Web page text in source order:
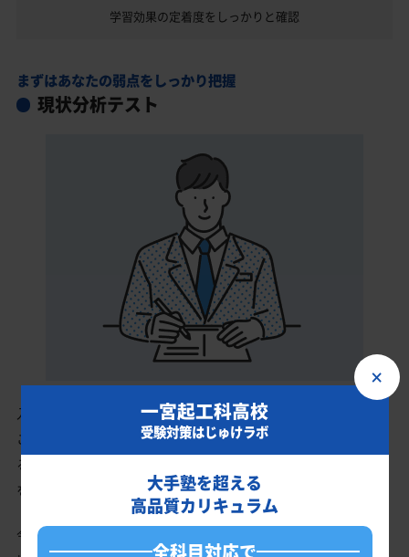
学習効果の定着度を しっかりと確認
まずはあなたの弱点をしっかり把握
現状分析テスト
入会時に現状分析テストを受けていただきます。
このテスト結果のデータをもとに、一宮起工科高校を志望してい
るあなたに英語・数学・国語・理科・社会の最適なカリキュラム
を作成します。
今の成績・偏差値から一宮起工科高校の入試で確実に合格最低点
×
一宮起工科高校
受験対策はじゅけラボ
大手塾を超える
高品質カリキュラム
全科目対応で